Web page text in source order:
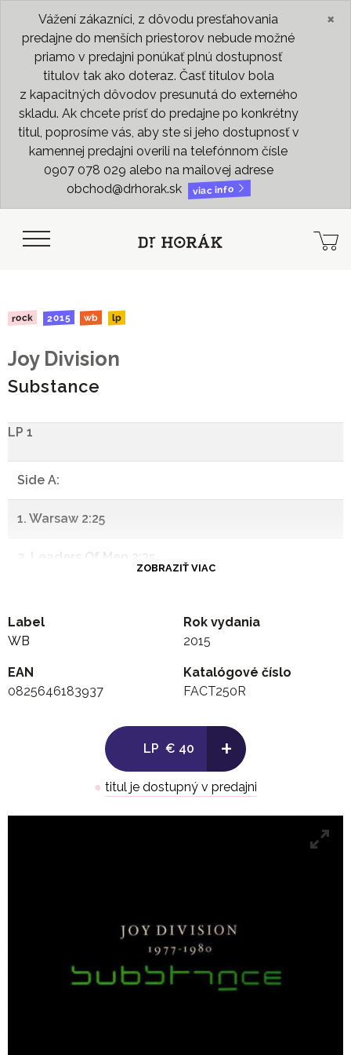
Vážení zákazníci, z dôvodu presťahovania
predajne do menších priestorov nebude možné
priamo v predajni ponúkať plnú dostupnosť
titulov tak ako doteraz. Časť titulov bola
z kapacitných dôvodov presunutá do externého
skladu. Ak chcete prísť do predajne po konkrétny
titul, poprosíme vás, aby ste si jeho dostupnosť v
kamennej predajni overili na telefónnom čísle
0907 078 029 alebo na mailovej adrese
obchod@drhorak.sk
viac info
×
rock 2015 wb lp
Joy Division
Substance
LP 1
Side A:
1. Warsaw 2:25
2. Leaders Of Men 2:35
4. Autosuggestion 6:07
5. Transmission 3:35
1. She's Lost Control 4:45
5. Love Will Tear Us Apart 3:25
ZOBRAZIŤ VIAC
Label
WB
Rok vydania
2015
EAN
0825646183937
Katalógové číslo
FACT250R
LP € 40 +
● titul je dostupný v predajni